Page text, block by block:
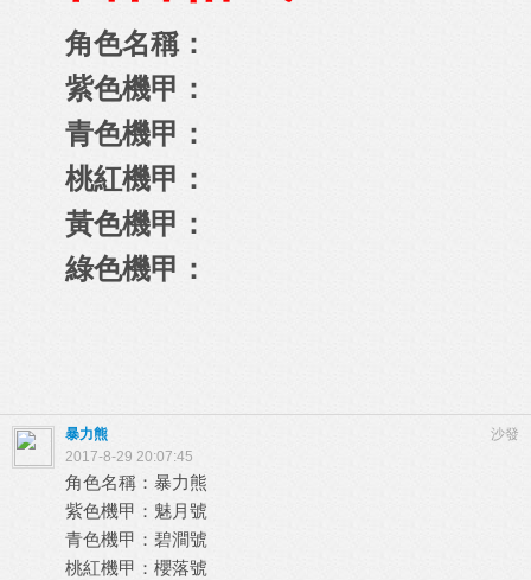
角色名稱：
紫色機甲：
青色機甲：
桃紅機甲：
黃色機甲：
綠色機甲：
沙發
暴力熊
2017-8-29 20:07:45
角色名稱：暴力熊
紫色機甲：魅月號
青色機甲：碧澗號
桃紅機甲：櫻落號